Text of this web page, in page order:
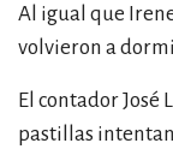
Al igual que
volvieron a
El contador José
pastillas